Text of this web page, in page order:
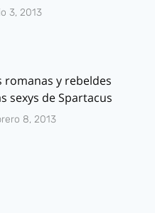
3, 2013
romanas y rebeldes
sexys de Spartacus
8, 2013